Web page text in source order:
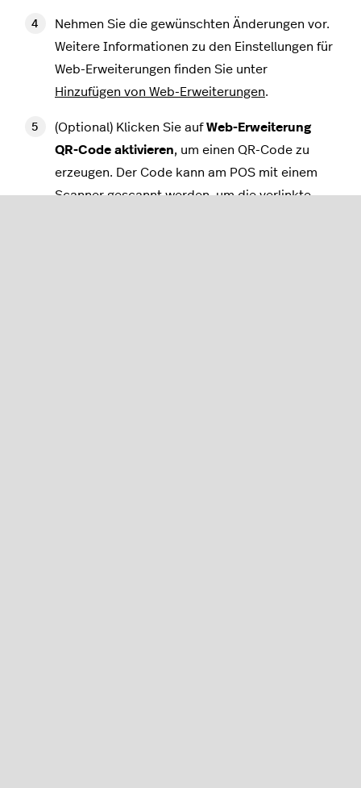
Nehmen Sie die gewünschten Änderungen vor.
Weitere Informationen zu den Einstellungen für
Web-Erweiterungen finden Sie unter
Hinzufügen von Web-Erweiterungen.
(Optional) Klicken Sie aufWeb-Erweiterung
QR-Code aktivieren, um einen QR-Code zu
erzeugen. Der Code kann am POS mit einem
Scanner gescannt werden, um die verlinkte